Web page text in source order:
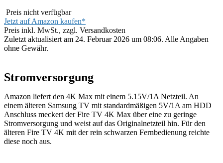
Preis nicht verfügbar
Jetzt auf Amazon kaufen*
Preis inkl. MwSt., zzgl. Versandkosten
Zuletzt aktualisiert am 24. Februar 2026 um 08:06. Alle Angaben
ohne Gewähr.
Stromversorgung
Amazon liefert den 4K Max mit einem 5.15V/1A Netzteil. An
einem älteren Samsung TV mit standardmäßigen 5V/1A am HDD
Anschluss meckert der Fire TV 4K Max über eine zu geringe
Stromversorgung und weist auf das Originalnetzteil hin. Für den
älteren Fire TV 4K mit der rein schwarzen Fernbedienung reichte
diese noch aus.